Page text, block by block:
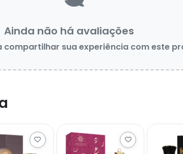
Ainda não há avaliações
compartilhar sua experiência com este